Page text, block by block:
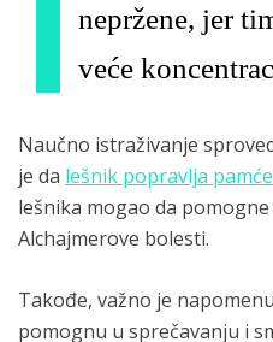
nepržene, jer
veće
Naučno istraživanje
je da lešnik popravlja
lešnika mogao da
Alchajmerove bolesti.
Takođe, važno je
pomognu u sprečavanju i